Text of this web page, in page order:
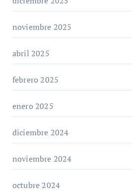
noviembre 2025
abril 2025
febrero 2025
enero 2025
diciembre 2024
noviembre 2024
octubre 2024